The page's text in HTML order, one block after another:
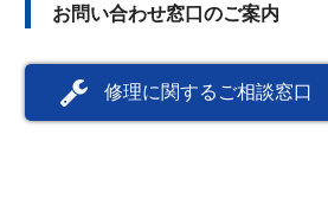
お問い合わせ窓口のご案内
修理に関するご相談窓口